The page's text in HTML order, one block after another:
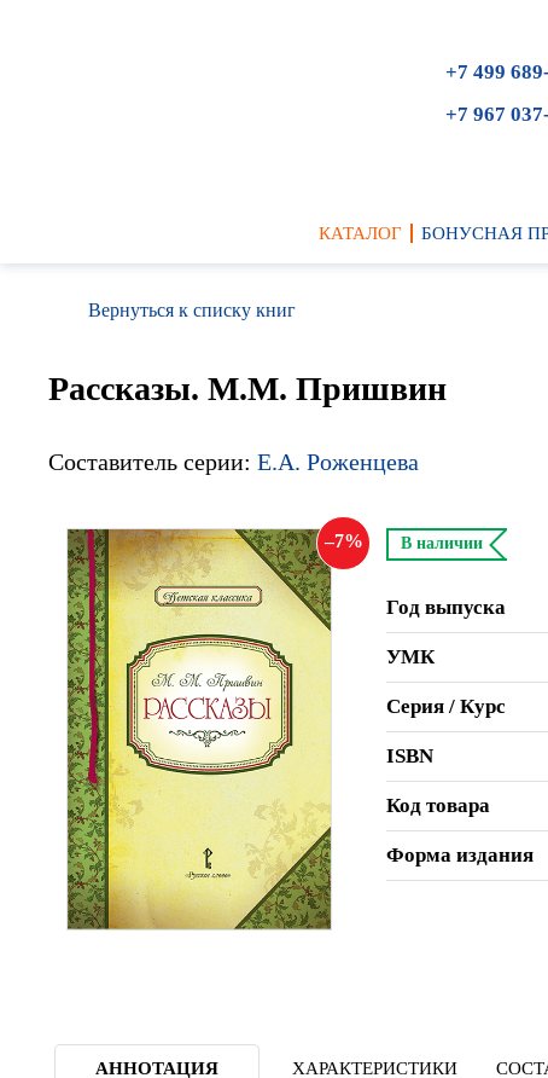
+7 499
+7 967
КАТАЛОГ БОНУСНАЯ
Вернуться к списку книг
Рассказы. М.М. Пришвин
Составитель серии: Е.А. Роженцева
7 В наличии
Год выпуска
УМК
Серия / Курс
ISBN
Код товара
Форма издания
АННОТАЦИЯ ХАРАКТЕРИСТИКИ